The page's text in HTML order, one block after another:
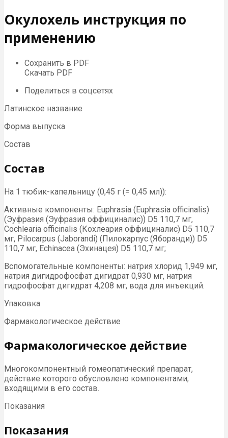
Окулохель инструкция по
применению
Сохранить в PDF
Скачать PDF
Поделиться в соцсетях
Латинское название
Форма выпуска
Состав
Состав
На 1 тюбик-капельницу (0,45 г (= 0,45 мл)):
Активные компоненты: Euphrasia (Euphrasia officinalis)
(Эуфразия (Эуфразия оффициналис)) D5 110,7 мг,
Cochlearia officinalis (Кохлеария оффициналис) D5 110,7
мг, Pilocarpus (Jaborandi) (Пилокарпус (Яборанди)) D5
110,7 мг, Echinacea (Эхинацея) D5 110,7 мг;
Вспомогательные компоненты: натрия хлорид 1,949 мг,
натрия дигидрофосфат дигидрат 0,930 мг, натрия
гидрофосфат дигидрат 4,208 мг, вода для инъекций.
Упаковка
Фармакологическое действие
Фармакологическое действие
Многокомпонентный гомеопатический препарат,
действие которого обусловлено компонентами,
входящими в его состав.
Показания
Показания